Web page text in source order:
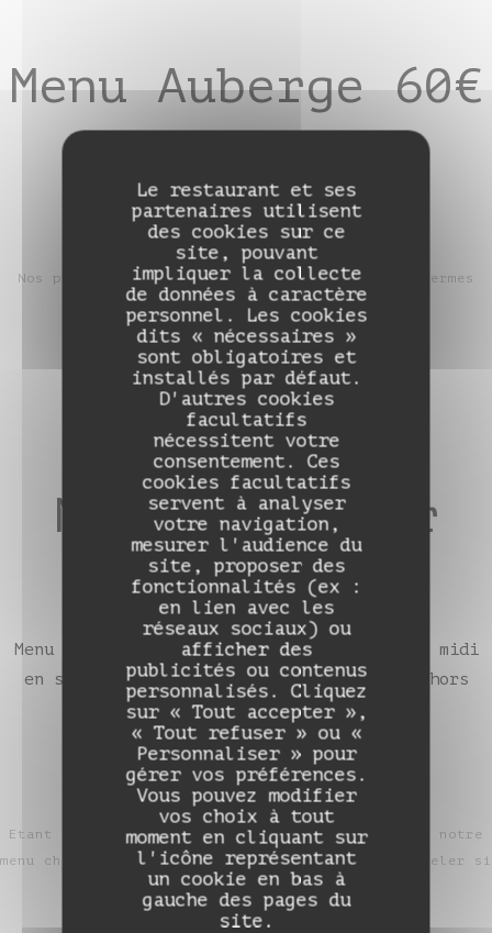
Le restaurant et ses
partenaires utilisent
des cookies sur ce
site, pouvant
impliquer la collecte
de données à caractère
personnel. Les cookies
dits « nécessaires »
sont obligatoires et
installés par défaut.
D'autres cookies
facultatifs
nécessitent votre
consentement. Ces
cookies facultatifs
servent à analyser
votre navigation,
mesurer l'audience du
site, proposer des
fonctionnalités (ex :
en lien avec les
réseaux sociaux) ou
afficher des
publicités ou contenus
personnalisés. Cliquez
sur « Tout accepter »,
« Tout refuser » ou «
Personnaliser » pour
gérer vos préférences.
Vous pouvez modifier
vos choix à tout
moment en cliquant sur
l'icône représentant
un cookie en bas à
gauche des pages du
site.
Menu Auberge 60€
Menu entrée, plat, dessert avec choix
Nos produits sont bio ou raisonnés & issus de fermes
locales
Menu Déjeuner
35€
Menu entrée, plat & dessert, uniquement le midi
en semaine (mercredi, jeudi et vendredi) hors
jours fériés
Etant tributaire des producteurs et des saisons, notre
menu change toutes les semaines. Veillez nous appeler si
vous souhaitez en prendre connaissance.
Auberge de Monceaux